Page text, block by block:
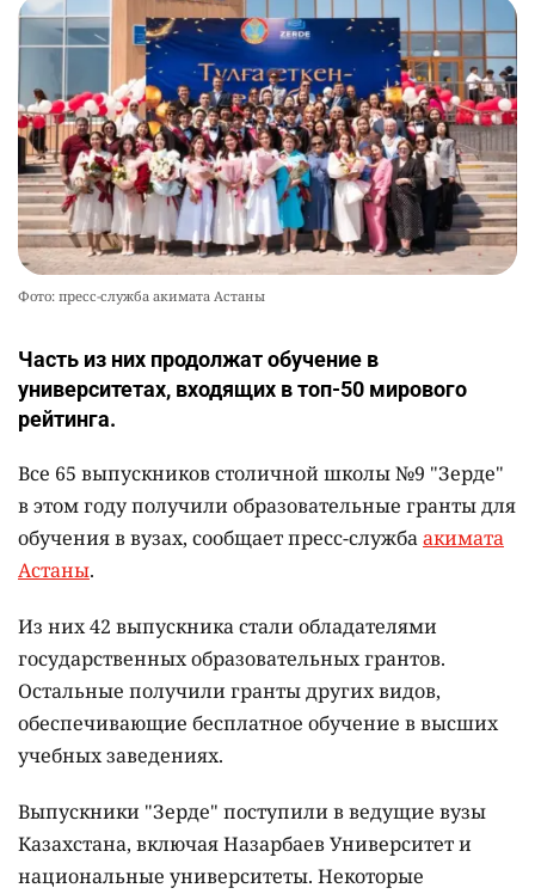
Фото: пресс-служба акимата Астаны
Часть из них продолжат обучение в
университетах, входящих в топ-50 мирового
рейтинга.
Все 65 выпускников столичной школы №9 "Зерде"
в этом году получили образовательные гранты для
обучения в вузах, сообщает пресс-службаакимата
Астаны.
Из них 42 выпускника стали обладателями
государственных образовательных грантов.
Остальные получили гранты других видов,
обеспечивающие бесплатное обучение в высших
учебных заведениях.
Выпускники "Зерде" поступили в ведущие вузы
Казахстана, включая Назарбаев Университет и
национальные университеты. Некоторые